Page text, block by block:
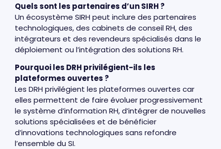
Quels sont les partenaires d’un SIRH ?
Un écosystème SIRH peut inclure des partenaires
technologiques, des cabinets de conseil RH, des
intégrateurs et des revendeurs spécialisés dans le
déploiement ou l’intégration des solutions RH.
Pourquoi les DRH privilégient-ils les
plateformes ouvertes ?
Les DRH privilégient les plateformes ouvertes car
elles permettent de faire évoluer progressivement
le système d’information RH, d’intégrer de nouvelles
solutions spécialisées et de bénéficier
d’innovations technologiques sans refondre
l’ensemble du SI.